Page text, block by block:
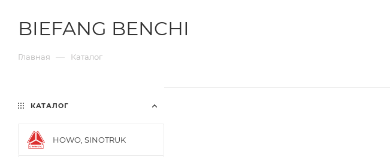
BIEFANG BENCHI
Главная — Каталог
КАТАЛОГ
HOWO, SINOTRUK